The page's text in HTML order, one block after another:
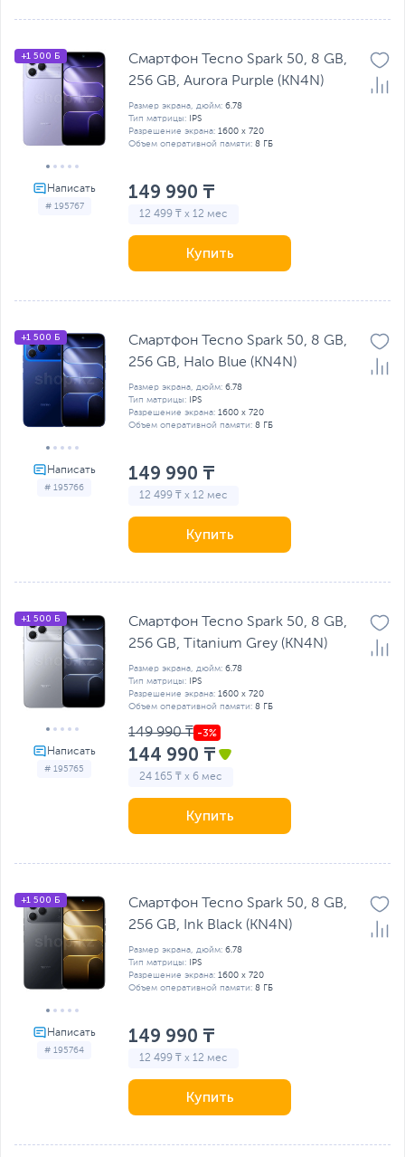
# 195767
+1 500 Б
Смартфон Tecno Spark 50, 8 GB,
256 GB, Aurora Purple (KN4N)
Размер экрана, дюйм: 6.78
Тип матрицы:
IPS
Разрешение экрана: 1600 x 720
Объем оперативной памяти: 8 ГБ
149 990 ₸
12 499 ₸ x 12 мес
Купить
# 195766
+1 500 Б
Смартфон Tecno Spark 50, 8 GB,
256 GB, Halo Blue (KN4N)
Размер экрана, дюйм: 6.78
Тип матрицы:
IPS
Разрешение экрана: 1600 x 720
Объем оперативной памяти: 8 ГБ
149 990 ₸
12 499 ₸ x 12 мес
Купить
# 195765
+1 500 Б
Смартфон Tecno Spark 50, 8 GB,
256 GB, Titanium Grey (KN4N)
Размер экрана, дюйм: 6.78
Тип матрицы:
IPS
Разрешение экрана: 1600 x 720
Объем оперативной памяти: 8 ГБ
149 990 ₸
144 990 ₸
24 165 ₸ x 6 мес
Купить
# 195764
+1 500 Б
Смартфон Tecno Spark 50, 8 GB,
256 GB, Ink Black (KN4N)
Размер экрана, дюйм: 6.78
Тип матрицы:
IPS
Разрешение экрана: 1600 x 720
Объем оперативной памяти: 8 ГБ
149 990 ₸
12 499 ₸ x 12 мес
Купить